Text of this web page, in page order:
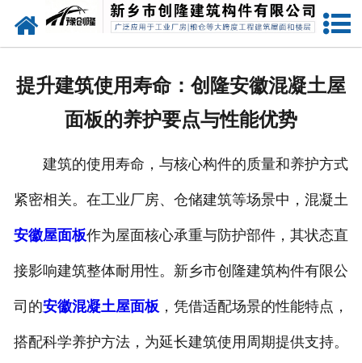
网站首页
资质荣誉
成功案例
联系我们
提升建筑使用寿命：创隆安徽混凝土屋
面板的养护要点与性能优势
建筑的使用寿命，与核心构件的质量和养护方式
紧密相关。在工业厂房、仓储建筑等场景中，混凝土
安徽屋面板作为屋面核心承重与防护部件，其状态直
接影响建筑整体耐用性。新乡市创隆建筑构件有限公
司的安徽混凝土屋面板，凭借适配场景的性能特点，
搭配科学养护方法，为延长建筑使用周期提供支持。